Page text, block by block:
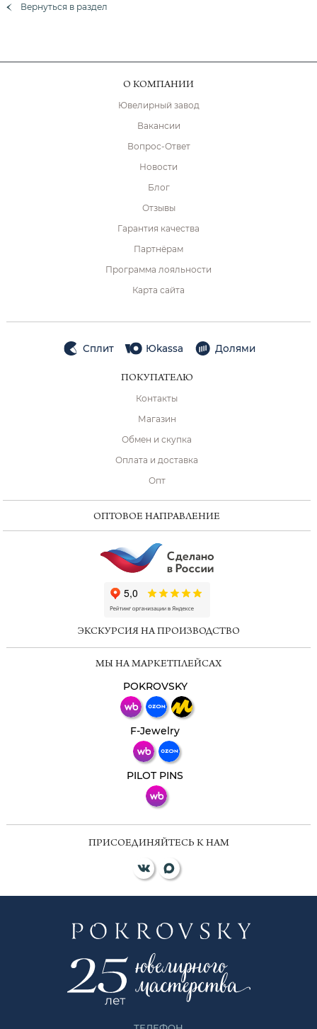
Вернуться в раздел
О КОМПАНИИ
Ювелирный завод
Вакансии
Вопрос-Ответ
Новости
Блог
Отзывы
Гарантия качества
Партнёрам
Программа лояльности
Карта сайта
Сплит Юkassa Долями
ПОКУПАТЕЛЮ
Контакты
Магазин
Обмен и скупка
Оплата и доставка
Опт
ОПТОВОЕ НАПРАВЛЕНИЕ
ЭКСКУРСИЯ НА ПРОИЗВОДСТВО
МЫ НА МАРКЕТПЛЕЙСАХ
POKROVSKY
F-Jewelry
PILOT PINS
ПРИСОЕДИНЯЙТЕСЬ К НАМ